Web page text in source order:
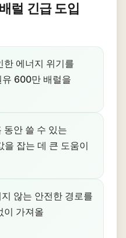
럴 긴급 도입
한 에너지 위기를
600만 배럴을
동안 쓸 수 있는
을 잡는 데 큰 도움이
않는 안전한 경로를
이 가져올